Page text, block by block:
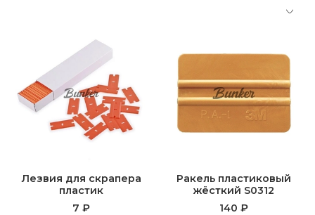
Лезвия для скрапера
пластик
7 ₽
Ракель пластиковый
жёсткий S0312
140 ₽